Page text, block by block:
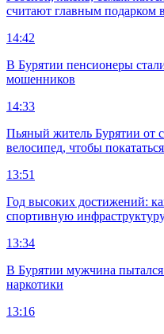
считают главным подарком
14:42
В Бурятии пенсионеры
мошенников
14:33
Пьяный житель Бурятии от
велосипед, чтобы
13:51
Год высоких достижений:
спортивную
13:34
В Бурятии мужчина
наркотики
13:16